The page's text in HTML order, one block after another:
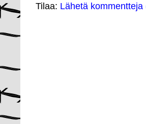
Tilaa: Lähetä kommentteja